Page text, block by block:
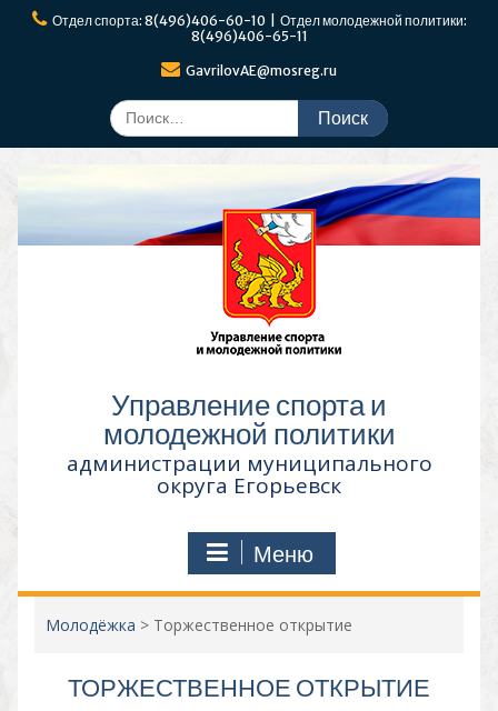
ПерейтиОтдел спорта: 8(496)406-60-10 | Отдел молодежной политики:
8(496)406-65-11
GavrilovAE@mosreg.ru
Поиск
по:
Управление спорта и
молодежной политики
администрации муниципального
округа Егорьевск
Меню
Молодёжка > Торжественное открытие
ТОРЖЕСТВЕННОЕ ОТКРЫТИЕ